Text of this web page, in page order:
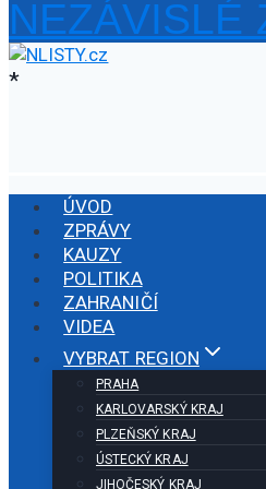
Přeskočit
na
obsah
NEZÁVISLÉ
*
ÚVOD
ZPRÁVY
KAUZY
POLITIKA
ZAHRANIČÍ
VIDEA
VYBRAT REGION
PRAHA
KARLOVARSKÝ KRAJ
PLZEŇSKÝ KRAJ
ÚSTECKÝ KRAJ
JIHOČESKÝ KRAJ